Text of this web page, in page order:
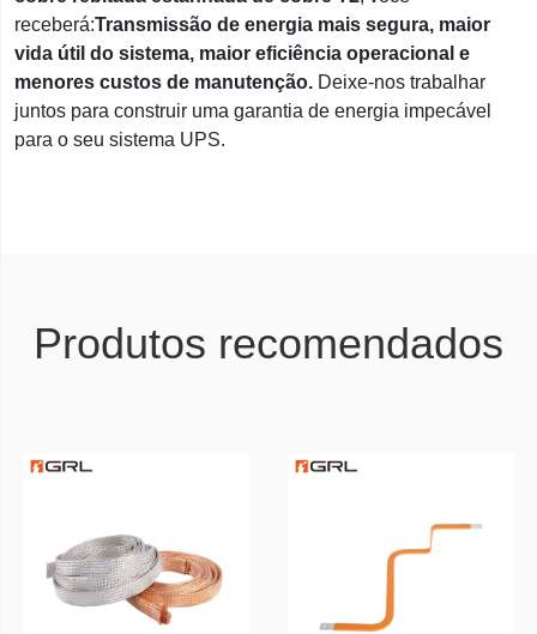
receberá:Transmissão de energia mais segura, maior
vida útil do sistema, maior eficiência operacional e
menores custos de manutenção. Deixe-nos trabalhar
juntos para construir uma garantia de energia impecável
para o seu sistema UPS.
Produtos recomendados